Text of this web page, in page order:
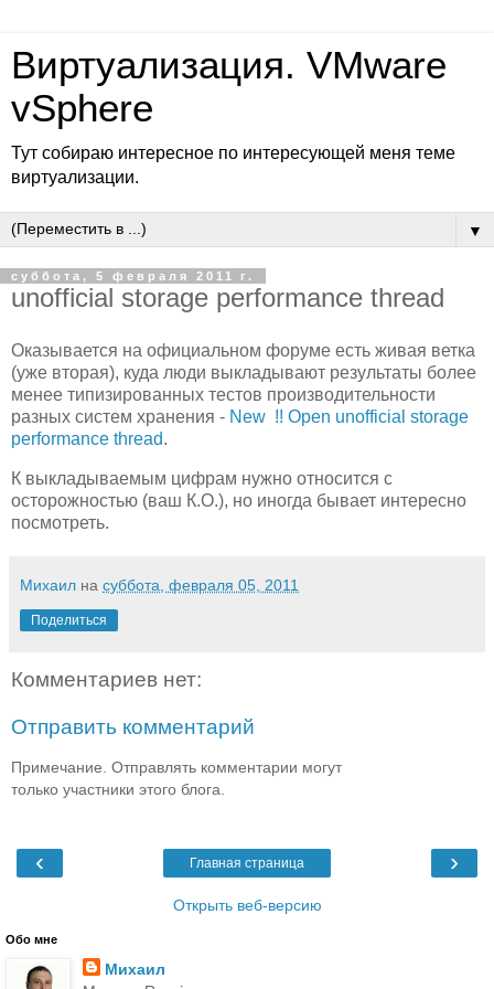
Виртуализация. VMware
vSphere
Тут собираю интересное по интересующей меня теме
виртуализации.
▼
суббота, 5 февраля 2011 г.
unofficial storage performance thread
Оказывается на официальном форуме есть живая ветка
(уже вторая), куда люди выкладывают результаты более
менее типизированных тестов производительности
разных систем хранения - New !! Open unofficial storage
performance thread.
К выкладываемым цифрам нужно относится с
осторожностью (ваш К.О.), но иногда бывает интересно
посмотреть.
Михаил на суббота, февраля 05, 2011
Поделиться
Комментариев нет:
Отправить комментарий
Примечание. Отправлять комментарии могут
только участники этого блога.
‹ ›
Главная страница
Открыть веб-версию
Обо мне
Михаил